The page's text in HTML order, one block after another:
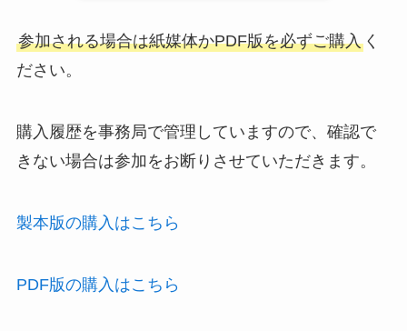
参加される場合は紙媒体かPDF版を必ずご購入く
ださい。
購入履歴を事務局で管理していますので、確認で
きない場合は参加をお断りさせていただきます。
製本版の購入はこちら
PDF版の購入はこちら